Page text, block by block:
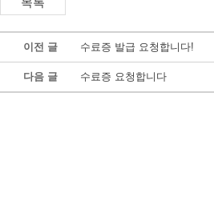
이전 글 수료증 발급 요청합니다!
다음 글 수료증 요청합니다